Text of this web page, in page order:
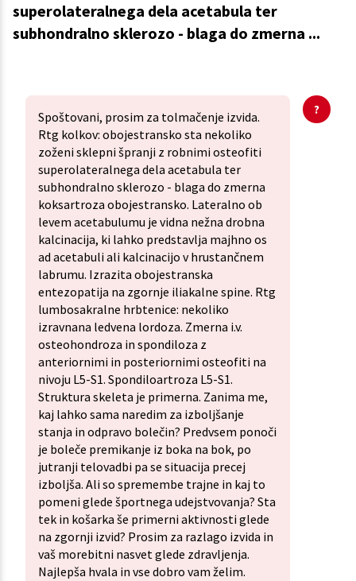
superolateralnega dela acetabula ter
subhondralno sklerozo - blaga do zmerna ...
Spoštovani, prosim za tolmačenje izvida.
Rtg kolkov: obojestransko sta nekoliko
zoženi sklepni špranji z robnimi osteofiti
superolateralnega dela acetabula ter
subhondralno sklerozo - blaga do zmerna
koksartroza obojestransko. Lateralno ob
levem acetabulumu je vidna nežna drobna
kalcinacija, ki lahko predstavlja majhno os
ad acetabuli ali kalcinacijo v hrustančnem
labrumu. Izrazita obojestranska
entezopatija na zgornje iliakalne spine. Rtg
lumbosakralne hrbtenice: nekoliko
izravnana ledvena lordoza. Zmerna i.v.
osteohondroza in spondiloza z
anteriornimi in posteriornimi osteofiti na
nivoju L5-S1. Spondiloartroza L5-S1.
Struktura skeleta je primerna. Zanima me,
kaj lahko sama naredim za izboljšanje
stanja in odpravo bolečin? Predvsem ponoči
je boleče premikanje iz boka na bok, po
jutranji telovadbi pa se situacija precej
izboljša. Ali so spremembe trajne in kaj to
pomeni glede športnega udejstvovanja? Sta
tek in košarka še primerni aktivnosti glede
na zgornji izvid? Prosim za razlago izvida in
vaš morebitni nasvet glede zdravljenja.
Najlepša hvala in vse dobro vam želim.